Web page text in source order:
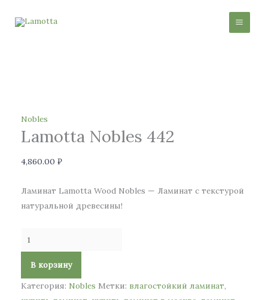
Nobles
Lamotta Nobles 442
4,860.00 ₽
Ламинат Lamotta Wood Nobles — Ламинат с текстурой
натуральной древесины!
товара
В корзину
Категория: Nobles Метки: влагостойкий ламинат,
с